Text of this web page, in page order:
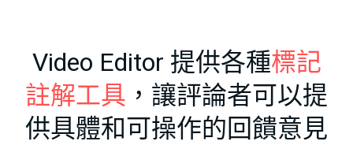
Video Editor 提供各種標記
註解工具 ，讓評論者可以提
供具體和可操作的回饋意見